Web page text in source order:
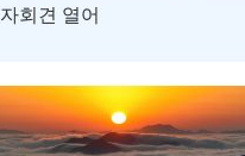
자회견 열어